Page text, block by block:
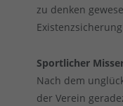
zu denken
Sportlicher
Nach dem
der Verein